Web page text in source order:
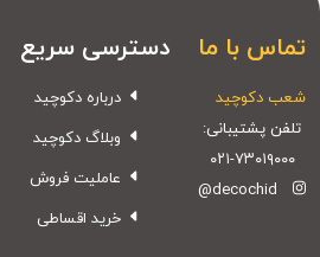
تماس با ما
شعب دکوچید
تلفن پشتیبانی:
۰۲۱-۷۳۰۱۹۰۰۰
@decochid
دسترسی سریع
درباره دکوچید
وبلاگ دکوچید
عاملیت فروش
خرید اقساطی